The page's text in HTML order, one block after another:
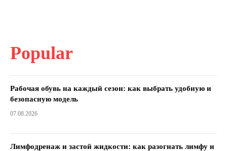
Popular
Рабочая обувь на каждый сезон: как выбрать удобную и
безопасную модель
07.08.2026
Лимфодренаж и застой жидкости: как разогнать лимфу и